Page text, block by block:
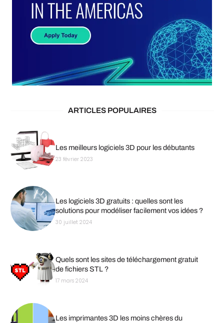
ARTICLES POPULAIRES
Les meilleurs logiciels 3D pour les débutants
23 février 2023
Les logiciels 3D gratuits : quelles sont les
solutions pour modéliser facilement vos idées ?
30 juillet 2024
Quels sont les sites de téléchargement gratuit
de fichiers STL ?
17 mars 2024
Les imprimantes 3D les moins chères du